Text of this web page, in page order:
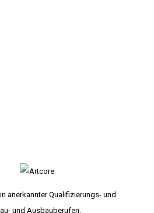
anerkannter Qualifizierungs- und
und Ausbauberufen.